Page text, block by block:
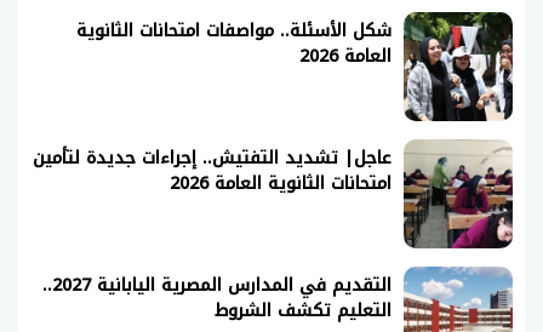
شكل الأسئلة.. مواصفات امتحانات الثانوية
العامة 2026
عاجل| تشديد التفتيش.. إجراءات جديدة لتأمين
امتحانات الثانوية العامة 2026
التقديم في المدارس المصرية اليابانية 2027..
التعليم تكشف الشروط